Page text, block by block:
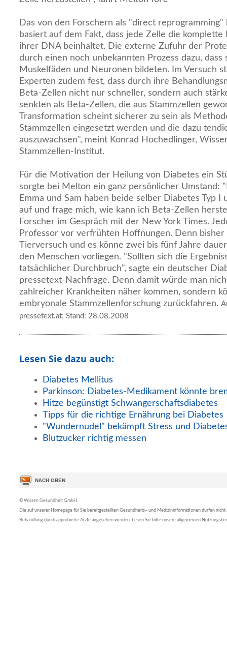
Das von den Forschern als "direct
basiert auf dem Fakt, dass jede Zelle die
ihrer DNA beinhaltet. Die externe Zufuhr der
durch einen noch unbekannten Prozess dazu, dass
Muskelfäden und Neuronen bildeten. Im Versuch
Experten zudem fest, dass durch ihre
Beta-Zellen nicht nur schneller, sondern auch
senkten als Beta-Zellen, die aus Stammzellen
Transformation scheint sicherer zu sein als
Stammzellen eingesetzt werden und die dazu
auszuwachsen", meint Konrad Hochedlinger,
Stammzellen-Institut.
Für die Motivation der Heilung von Diabetes ein
sorgte bei Melton ein ganz persönlicher Umstand:
Emma und Sam haben beide selber Diabetes Typ I
auf und frage mich, wie kann ich Beta-Zellen
Forscher im Gespräch mit der New York Times.
Professor vor verfrühten Hoffnungen. Denn
Tierversuch und es könne zwei bis fünf Jahre
den Menschen vorliegen. "Sollten sich die
tatsächlicher Durchbruch", sagte ein deutscher
pressetext-Nachfrage. Denn damit würde man
zahlreicher Krankheiten näher kommen, sondern
embryonale Stammzellenforschung zurückfahren.
pressetext.at; Stand: 28.08.2008
Lesen Sie dazu auch:
Diabetes Mellitus
Parkinson: Diabetes-Medikament könnte
Hitze begünstigt Schwangerschaftsdiabetes
Tipps für die richtige Ernährung bei Diabetes
"Wundernudel" bekämpft Stress und
Blutzucker richtig messen
© Wissen Gesundheit GmbH
Die auf unserer Homepage für Sie bereitgestellten Gesundheits– und Medizininformationen dürfen nicht
Behandlung durch approbierte Ärzte angesehen werden. Lesen Sie bitte unsere allgemeinen